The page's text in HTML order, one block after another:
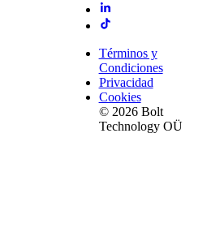
Términos y
Condiciones
Privacidad
Cookies
© 2026 Bolt
Technology OÜ